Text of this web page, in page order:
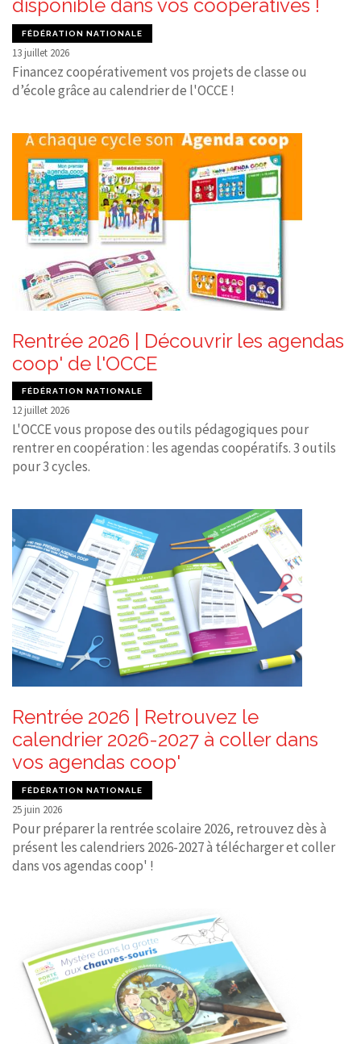
disponible dans vos coopératives !
FÉDÉRATION NATIONALE
13 juillet 2026
Financez coopérativement vos projets de classe ou
d’école grâce au calendrier de l'OCCE !
Rentrée 2026 | Découvrir les agendas
coop' de l'OCCE
FÉDÉRATION NATIONALE
12 juillet 2026
L'OCCE vous propose des outils pédagogiques pour
rentrer en coopération : les agendas coopératifs. 3 outils
pour 3 cycles.
Rentrée 2026 | Retrouvez le
calendrier 2026-2027 à coller dans
vos agendas coop'
FÉDÉRATION NATIONALE
25 juin 2026
Pour préparer la rentrée scolaire 2026, retrouvez dès à
présent les calendriers 2026-2027 à télécharger et coller
dans vos agendas coop' !